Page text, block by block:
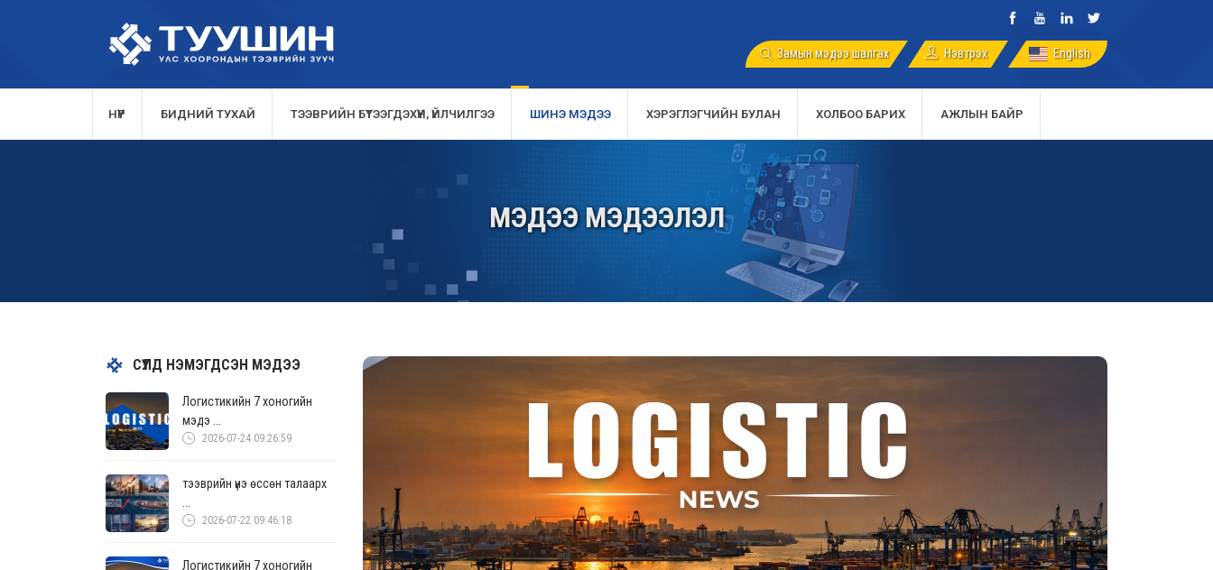
Замын мэдээ шалгах Нэвтрэх English
НҮҮР БИДНИЙ ТУХАЙ ТЭЭВРИЙН БҮТЭЭГДЭХҮҮН, ҮЙЛЧИЛГЭЭ ШИНЭ МЭДЭЭ ХЭРЭГЛЭГЧИЙН БУЛАН ХОЛБОО БАРИХ АЖЛЫН БАЙР
МЭДЭЭ МЭДЭЭЛЭЛ
СҮҮЛД НЭМЭГДСЭН МЭДЭЭ
Логистикийн 7 хоногийн
мэдэ ...
2026-07-24 09:26:59
тээврийн үнэ өссөн талаарх
2026-07-22 09:46:18
Логистикийн 7 хоногийн